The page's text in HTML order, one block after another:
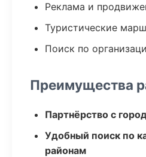
Реклама и
Туристические
Поиск по
Преимущества
Партнёрство с
Удобный поиск по
районам